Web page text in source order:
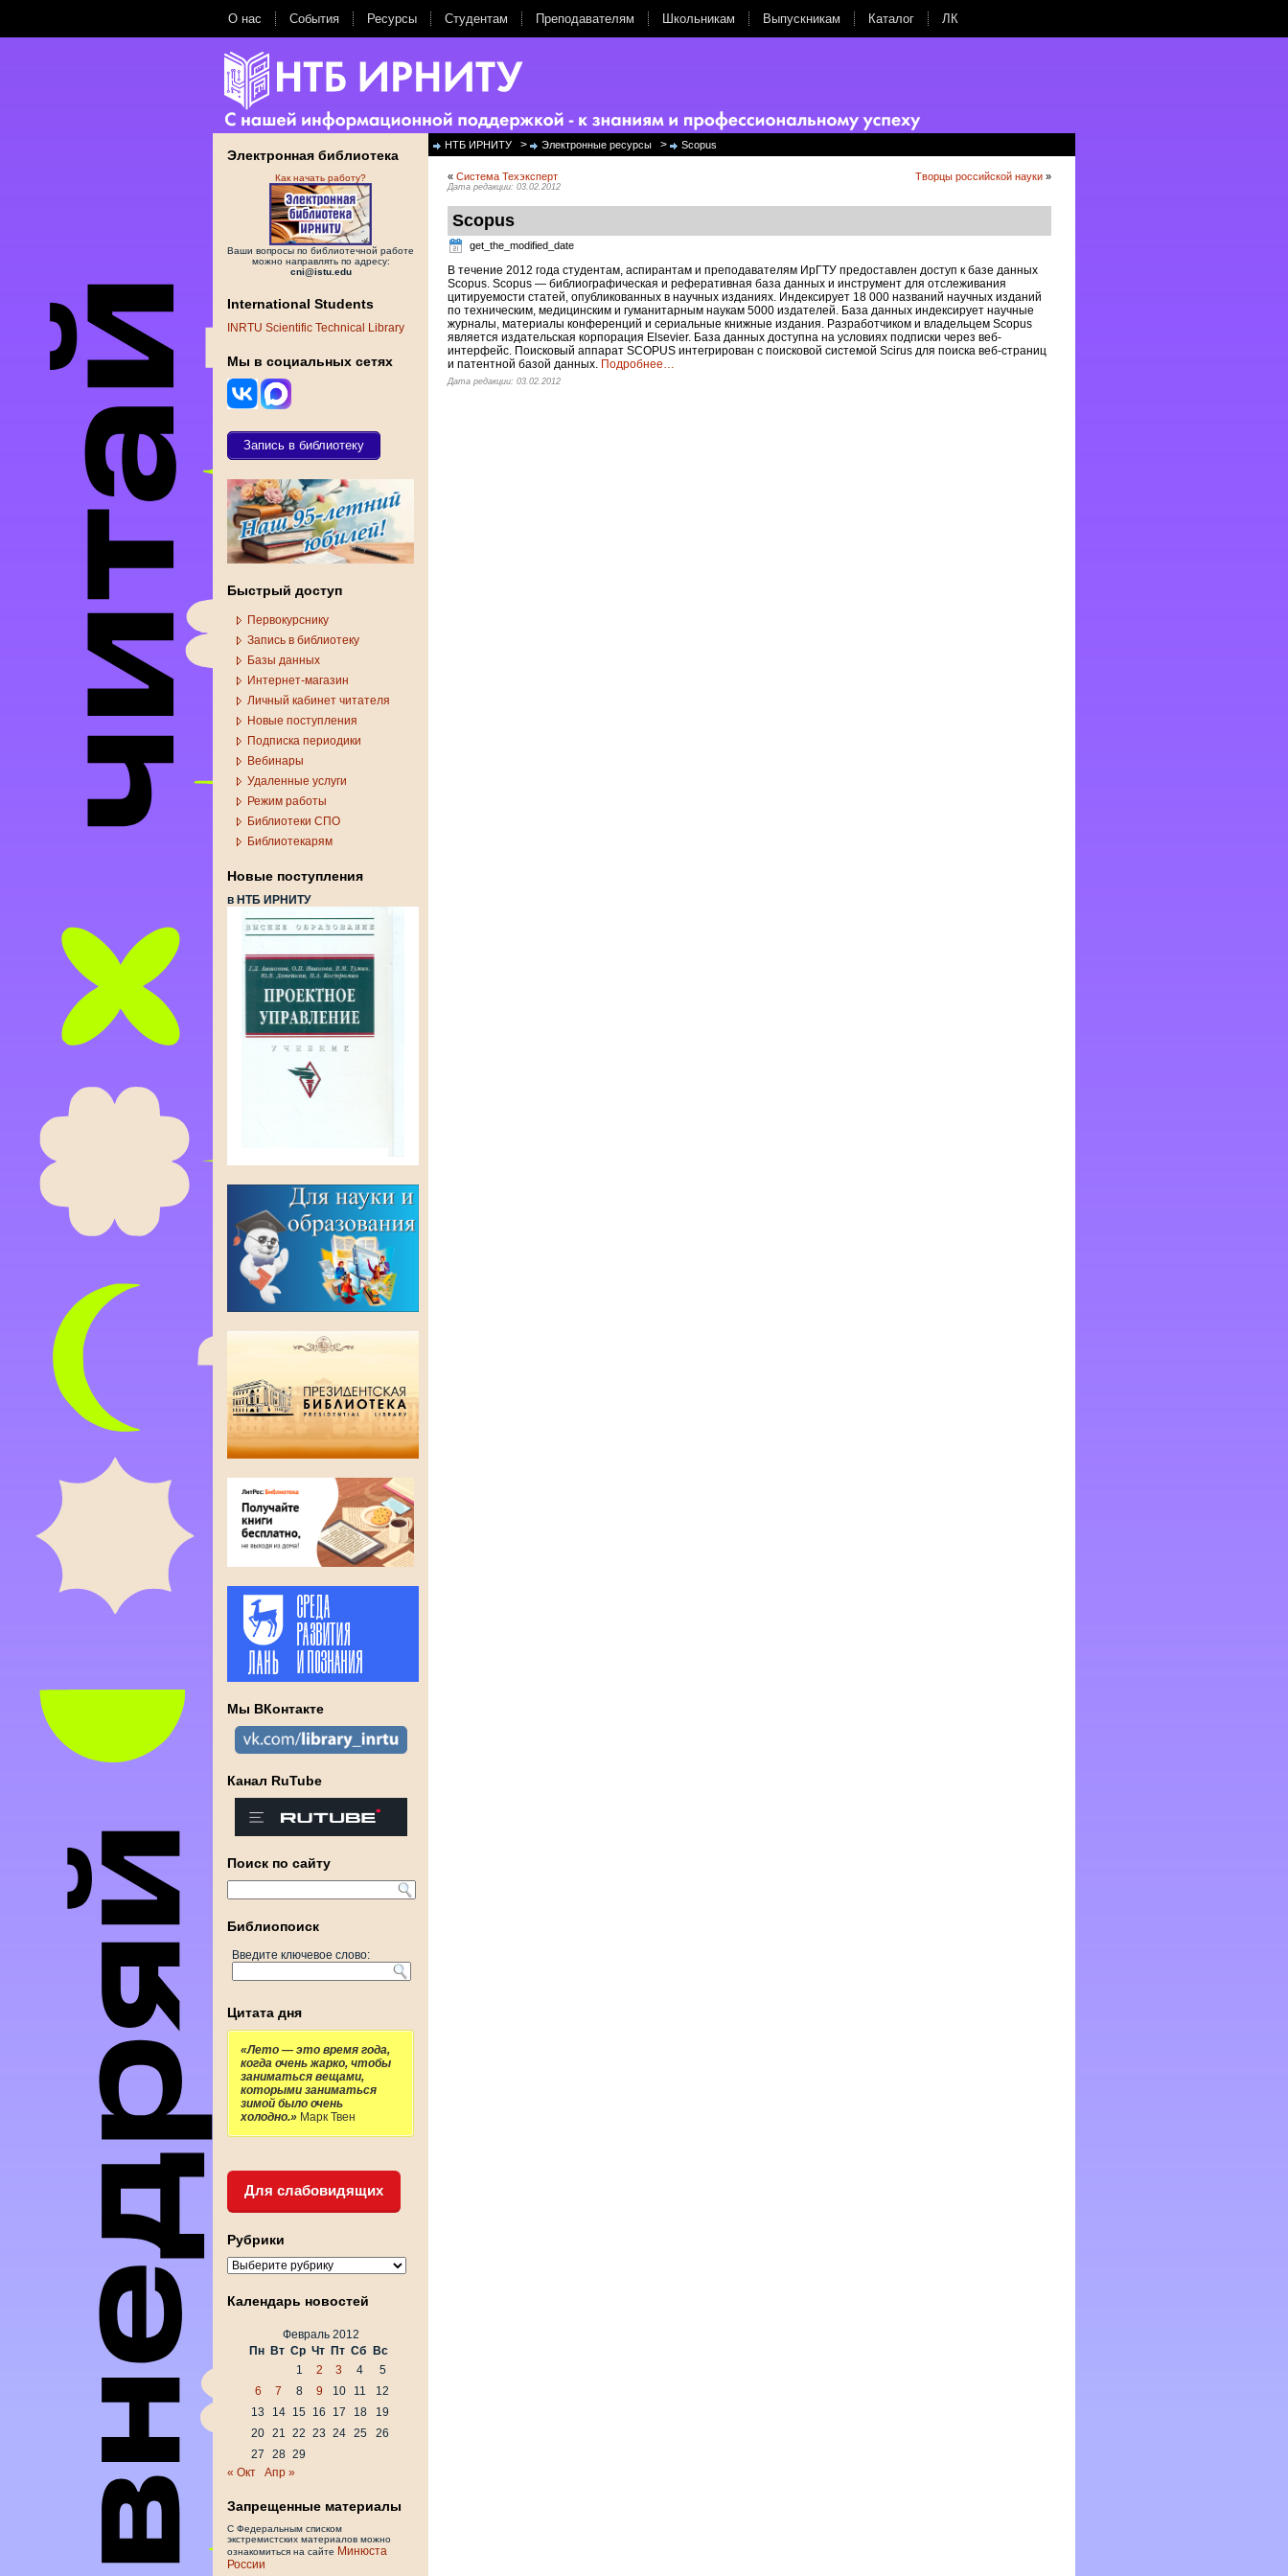
О нас События Ресурсы Студентам Преподавателям Школьникам Выпускникам Каталог ЛК
Электронная библиотека
Как начать работу?
Ваши вопросы по библиотечной работе
можно направлять по адресу:
cni@istu.edu
International Students
INRTU Scientific Technical Library
Мы в социальных сетях
Запись в библиотеку
Быстрый доступ
Первокурснику
Запись в библиотеку
Базы данных
Интернет-магазин
Личный кабинет читателя
Новые поступления
Подписка периодики
Вебинары
Удаленные услуги
Режим работы
Библиотеки СПО
Библиотекарям
Новые поступления
в НТБ ИРНИТУ
Мы ВКонтакте
Канал RuTube
Поиск по сайту
Библиопоиск
Введите ключевое слово:
Цитата дня
«Лето — это время года,
когда очень жарко, чтобы
заниматься вещами,
которыми заниматься
зимой было очень
холодно.» Марк Твен
Для слабовидящих
Рубрики
Рубрики
Календарь новостей
Февраль 2012
Пн Вт Ср Чт Пт Сб
Вс
1
2 3 4
5
6
7 8 9 10 11
12
13
14 15 16 17 18
19
20 21 22 23 24 25
26
27
28 29
« Окт
Апр »
Запрещенные материалы
С Федеральным списком
экстремистских материалов можно
ознакомиться на сайте Минюста
России
НТБ ИРНИТУ > Электронные ресурсы > Scopus
« Система Техэксперт Творцы российской науки »
Дата редакции: 03.02.2012
Scopus
get_the_modified_date
В течение 2012 года студентам, аспирантам и преподавателям ИрГТУ предоставлен доступ к базе данных
Scopus. Scopus — библиографическая и реферативная база данных и инструмент для отслеживания
цитируемости статей, опубликованных в научных изданиях. Индексирует 18 000 названий научных изданий
по техническим, медицинским и гуманитарным наукам 5000 издателей. База данных индексирует научные
журналы, материалы конференций и сериальные книжные издания. Разработчиком и владельцем Scopus
является издательская корпорация Elsevier. База данных доступна на условиях подписки через веб-
интерфейс. Поисковый аппарат SCOPUS интегрирован с поисковой системой Scirus для поиска веб-страниц
и патентной базой данных. Подробнее…
Дата редакции: 03.02.2012